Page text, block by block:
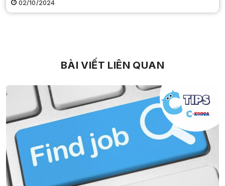
02/10/2024
BÀI VIẾT LIÊN QUAN